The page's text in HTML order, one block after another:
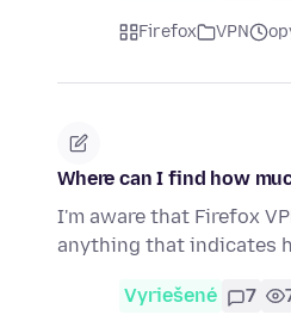
Firefox VPN
Where can I find how
I'm aware that Firefox
anything that indicates
Vyriešené 7